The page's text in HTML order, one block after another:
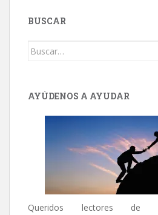
BUSCAR
Buscar:
AYÚDENOS A AYUDAR
Queridos lectores de